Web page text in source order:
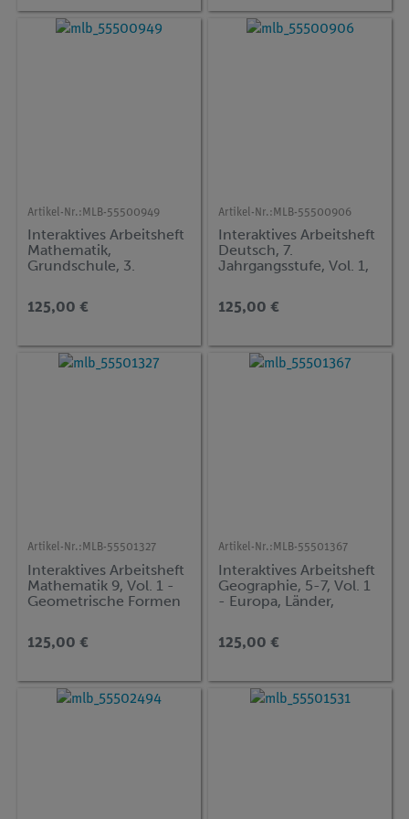
Artikel-Nr.: MLB-55500949
Interaktives Arbeitsheft
Mathematik,
Grundschule, 3.
125,00 €
Artikel-Nr.: MLB-55500906
Interaktives Arbeitsheft
Deutsch, 7.
Jahrgangsstufe, Vol. 1,
Inhaltsangabe
125,00 €
Artikel-Nr.: MLB-55501327
Interaktives Arbeitsheft
Mathematik 9, Vol. 1 -
Geometrische Formen
125,00 €
Artikel-Nr.: MLB-55501367
Interaktives Arbeitsheft
Geographie, 5-7, Vol. 1
- Europa, Länder,
125,00 €